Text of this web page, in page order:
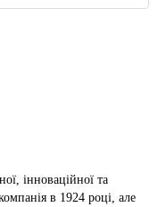
інноваційної та
в 1924 році, але